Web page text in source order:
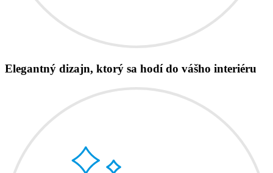
Elegantný dizajn, ktorý sa hodí do vášho interiéru